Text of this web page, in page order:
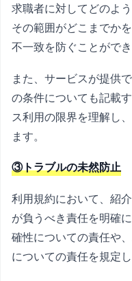
求職者に対してどのよ
その範囲がどこまでか
不一致を防ぐことができ
また、サービスが提供
の条件についても記載
ス利用の限界を理解し
ます。
③トラブルの未然防止
利用規約において、紹
が負うべき責任を明確
確性についての責任や
についての責任を規定し